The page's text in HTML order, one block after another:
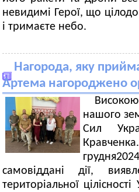
невидимі Герої, що
і тримаєте небо.
Нагорода, яку
Артема нагороджено
нашого
Сил
самовіддані дії,
територіальної